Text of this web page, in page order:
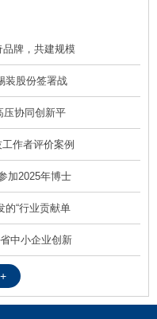
的核心作用。
牌，共建规模
装股份签署战
压协同创新平
工新生态
作者评价案例
加2025年博士
的“行业贡献单
中小企业创新